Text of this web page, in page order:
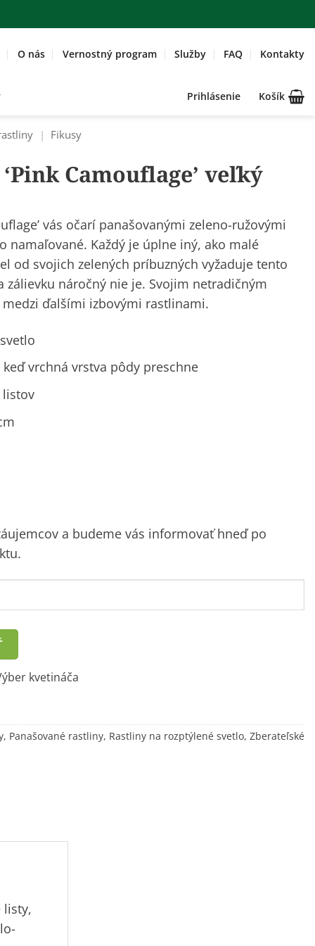
O nás Vernostný program Služby FAQ Kontakty
Prihlásenie Košík
| Fikusy
Camouflage’ veľký
vás očarí panašovanými zeleno-ružovými
namaľované. Každý je úplne iný, ako malé
od svojich zelených príbuzných vyžaduje tento
zálievku náročný nie je. Svojim netradičným
ďalšími izbovými rastlinami.
vrchná vrstva pôdy preschne
listov
a budeme vás informovať hneď po
kvetináča
, Panašované rastliny, Rastliny na rozptýlené svetlo, Zberateľské
listy,